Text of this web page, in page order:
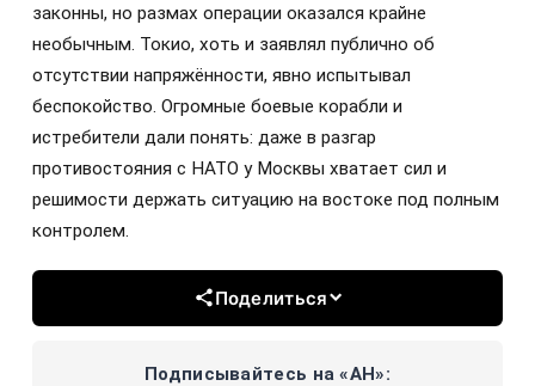
законны, но размах операции оказался крайне
необычным. Токио, хоть и заявлял публично об
отсутствии напряжённости, явно испытывал
беспокойство. Огромные боевые корабли и
истребители дали понять: даже в разгар
противостояния с НАТО у Москвы хватает сил и
решимости держать ситуацию на востоке под полным
контролем.
Поделиться
Подписывайтесь на «АН»: